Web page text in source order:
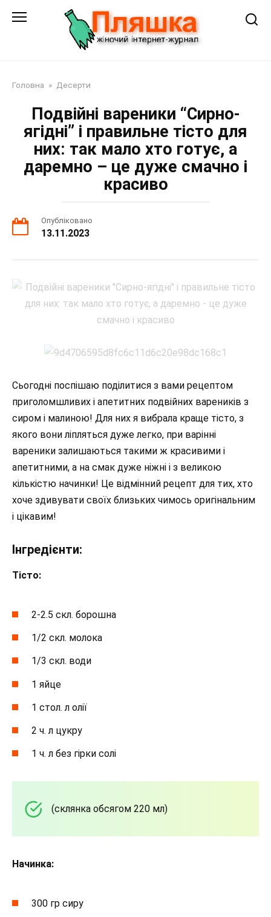
Головна » Десерти
Подвійні вареники “Сирно-
ягідні” і правильне тісто для
них: так мало хто готує, а
даремно – це дуже смачно і
красиво
Опубліковано
13.11.2023
Сьогодні поспішаю поділитися з вами рецептом
приголомшливих і апетитних подвійних вареників з
сиром і малиною! Для них я вибрала краще тісто, з
якого вони ліпляться дуже легко, при варінні
вареники залишаються такими ж красивими і
апетитними, а на смак дуже ніжні і з великою
кількістю начинки! Це відмінний рецепт для тих, хто
хоче здивувати своїх близьких чимось оригінальним
і цікавим!
Інгредієнти:
Тісто:
2-2.5 скл. борошна
1/2 скл. молока
1/3 скл. води
1 яйце
1 стол. л олії
2 ч. л цукру
1 ч. л без гірки солі
(склянка обсягом 220 мл)
Начинка:
300 гр сиру